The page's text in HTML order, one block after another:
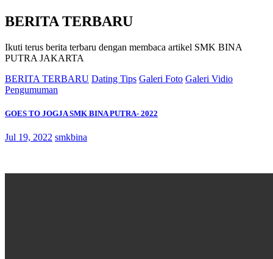
BERITA TERBARU
Ikuti terus berita terbaru dengan membaca artikel SMK BINA
PUTRA JAKARTA
BERITA TERBARU Dating Tips Galeri Foto Galeri Vidio
Pengumuman
GOES TO JOGJA SMK BINA PUTRA- 2022
Jul 19, 2022 smkbina